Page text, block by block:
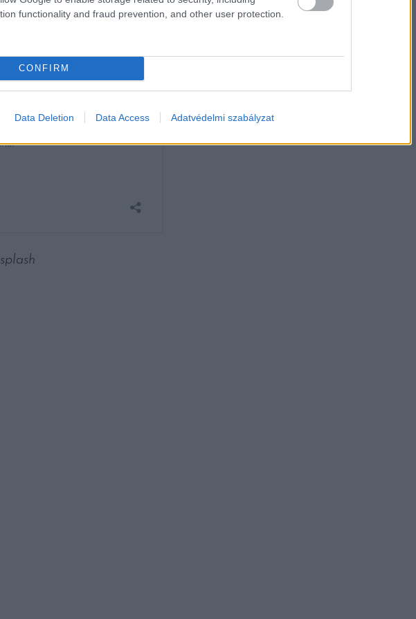
functionality and fraud prevention, and other user protection.
CONFIRM
Data Deletion Data Access Adatvédelmi szabályzat
nincsenek túlzottan nagy igényei.